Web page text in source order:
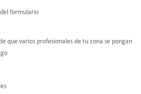
formulario
que varios profesionales de tu zona se pongan